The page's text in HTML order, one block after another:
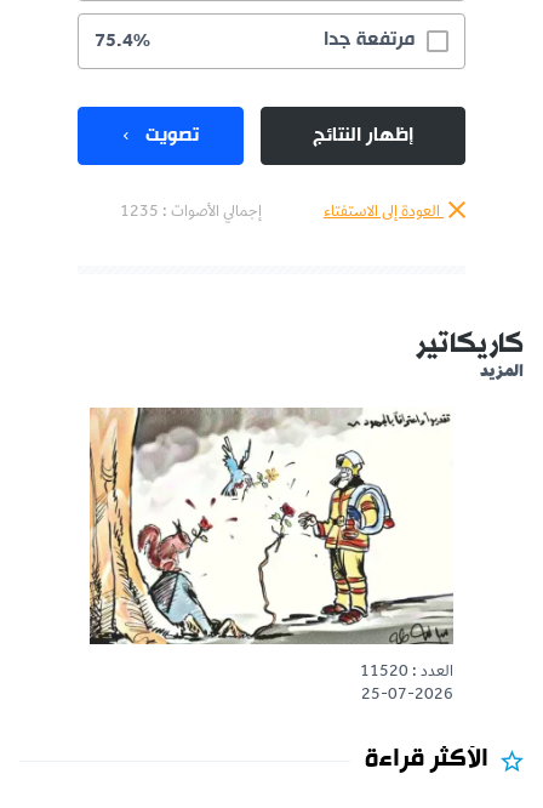
مرتفعة جدا 75.4%
إظهار النتائج تصويت
العودة إلى الاستفتاء إجمالي الأصوات : 1235
كاريكاتير
المزيد
العدد : 11520
25-07-2026
الأكثر قراءة